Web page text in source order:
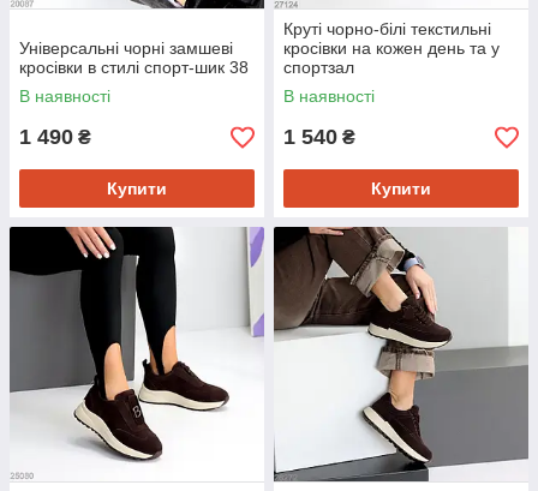
Універсальні чорні замшеві
кросівки в стилі спорт-шик 38
В наявності
1 490 ₴
Купити
Круті чорно-білі текстильні
кросівки на кожен день та у
спортзал
В наявності
1 540 ₴
Купити